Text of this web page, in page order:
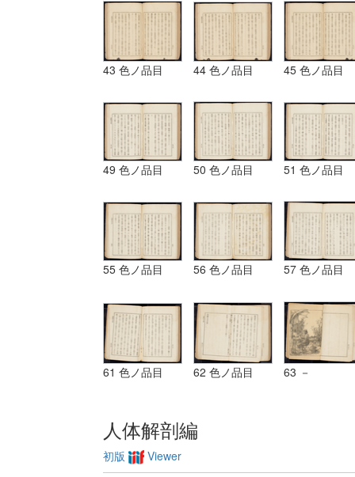
43 色ノ品目 44 色ノ品目 45 色ノ品目
49 色ノ品目 50 色ノ品目 51 色ノ品目
55 色ノ品目 56 色ノ品目 57 色ノ品目
61 色ノ品目 62 色ノ品目 63 －
人体解剖編
初版 Viewer